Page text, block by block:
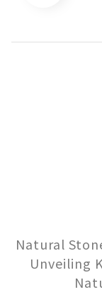
Natural
Unveiling